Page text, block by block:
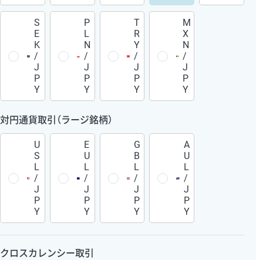
S
E
K
/
J
P
Y
P
L
N
/
J
P
Y
T
R
Y
/
J
P
Y
M
X
N
/
J
P
Y
対円通貨取引（ラージ銘柄）
U
S
L
/
J
P
Y
E
U
L
/
J
P
Y
G
B
L
/
J
P
Y
A
U
L
/
J
P
Y
クロスカレンシー取引